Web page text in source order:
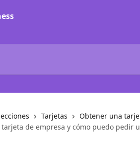
Tarjetas
Obtener una
tarjeta de empresa y cómo puedo pedir